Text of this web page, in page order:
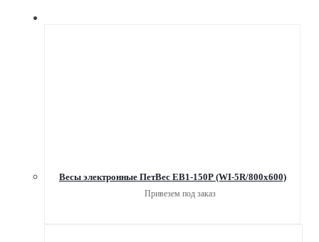
Весы электронные ПетВес ЕВ1-150Р (WI-5R/800x600)
Привезем под заказ